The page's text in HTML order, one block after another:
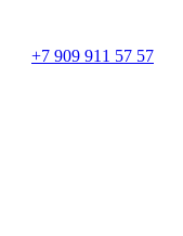
+7 909 911 57 57